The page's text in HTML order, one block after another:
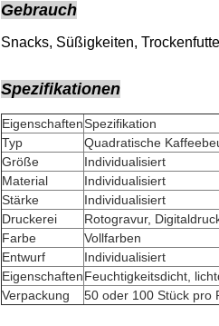
Gebrauch
Snacks, Süßigkeiten,
Spezifikationen
EigenschaftenSpezifikation
Typ
Quadratische
Größe
Individualisiert
Material
Individualisiert
Stärke
Individualisiert
Druckerei
Rotogravur,
Farbe
Vollfarben
Entwurf
Individualisiert
EigenschaftenFeuchtigkeitsdicht,
Verpackung
50 oder 100 Stück pro